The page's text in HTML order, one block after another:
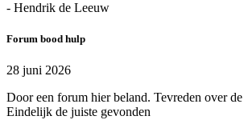
- Hendrik de Leeuw
Forum bood hulp
28 juni 2026
Door een forum hier beland. Tevreden over
Eindelijk de juiste gevonden